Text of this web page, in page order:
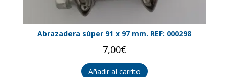
Abrazadera súper 91 x 97 mm. REF: 000298
7,00€
Añadir al carrito